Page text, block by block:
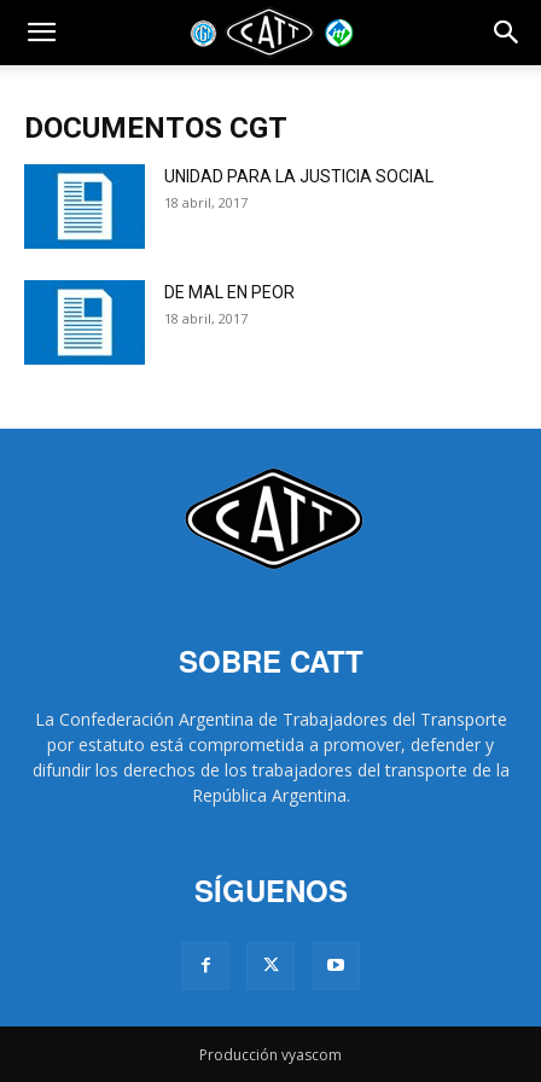
DOCUMENTOS CGT
UNIDAD PARA LA JUSTICIA SOCIAL
18 abril, 2017
DE MAL EN PEOR
18 abril, 2017
SOBRE CATT
La Confederación Argentina de Trabajadores del Transporte
por estatuto está comprometida a promover, defender y
difundir los derechos de los trabajadores del transporte de la
República Argentina.
SÍGUENOS
Producción vyascom